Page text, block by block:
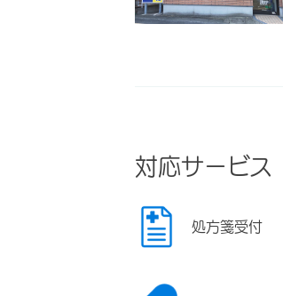
対応サービス
処方箋受付